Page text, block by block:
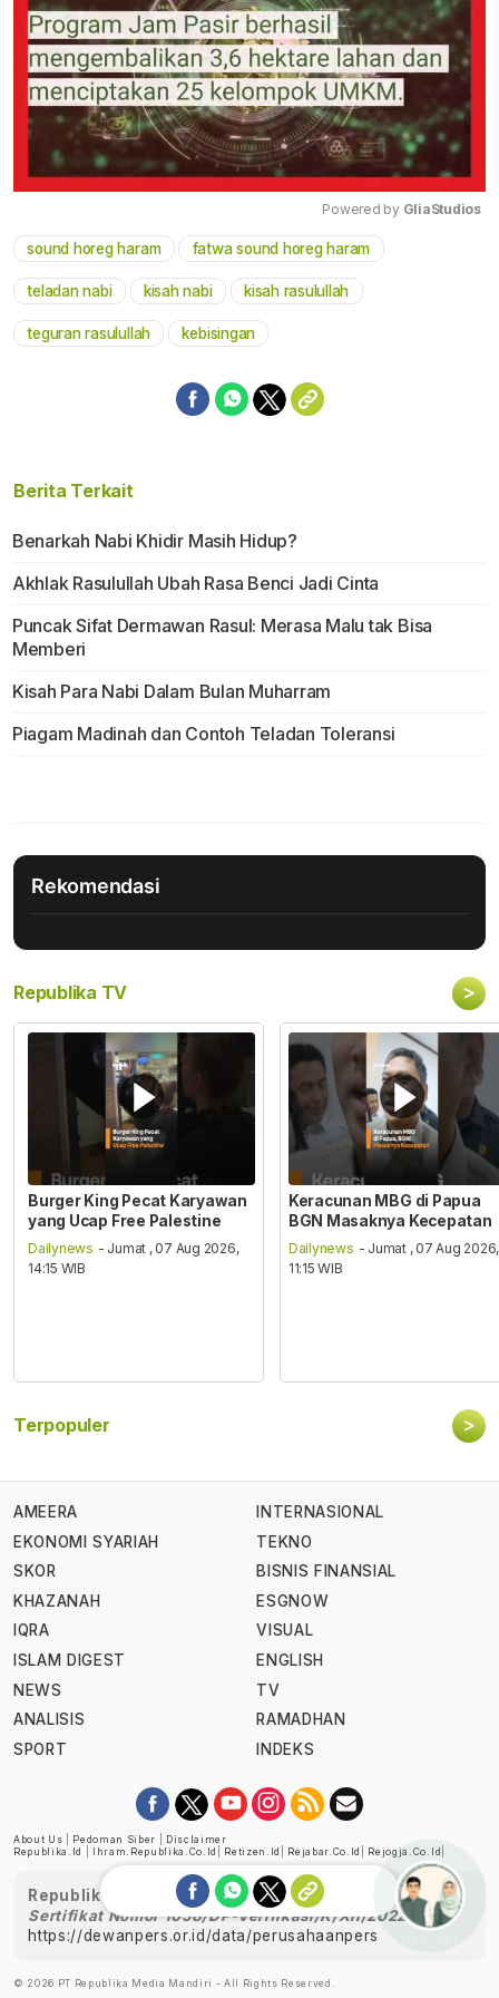
Powered by GliaStudios
sound horeg haram fatwa sound horeg haram
teladan nabi kisah nabi kisah rasulullah
teguran rasulullah kebisingan
Berita Terkait
Benarkah Nabi Khidir Masih Hidup?
Akhlak Rasulullah Ubah Rasa Benci Jadi Cinta
Puncak Sifat Dermawan Rasul: Merasa Malu tak Bisa
Memberi
Kisah Para Nabi Dalam Bulan Muharram
Piagam Madinah dan Contoh Teladan Toleransi
Rekomendasi
Republika TV >
Burger King Pecat Karyawan
yang Ucap Free Palestine
Dailynews - Jumat , 07 Aug 2026,
14:15 WIB
Keracunan MBG di Papua
BGN Masaknya Kecepatan
Dailynews - Jumat , 07 Aug 2026,
11:15 WIB
Terpopuler >
AMEERA
EKONOMI SYARIAH
SKOR
KHAZANAH
IQRA
ISLAM DIGEST
NEWS
ANALISIS
SPORT
INTERNASIONAL
TEKNO
BISNIS FINANSIAL
ESGNOW
VISUAL
ENGLISH
TV
RAMADHAN
INDEKS
About Us Pedoman Siber
Disclaimer
Republika.id
Ihram.republika.co.id Retizen.id Rejabar.co.id Rejogja.co.id
Republika telah diverifikasi oleh Dewan Pers
Sertifikat Nomor 1058/DP-Verifikasi/K/XII/2022
https://dewanpers.or.id/data/perusahaanpers
© 2026 PT Republika Media Mandiri - All Rights Reserved.